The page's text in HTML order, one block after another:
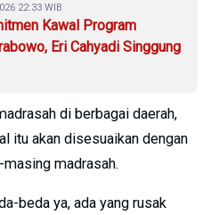
22:33 WIB
Kawal Program
Eri Cahyadi Singgung
di berbagai daerah,
itu akan disesuaikan dengan
madrasah.
beda ya, ada yang rusak